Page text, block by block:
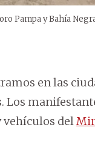
Pampa y Bahía
en las
Los
vehículos del